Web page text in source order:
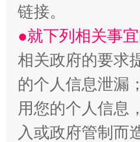
链接。
●就下列相关事
相关政府的要求
的个人信息泄漏；
用您的个人信息
入或政府管制而